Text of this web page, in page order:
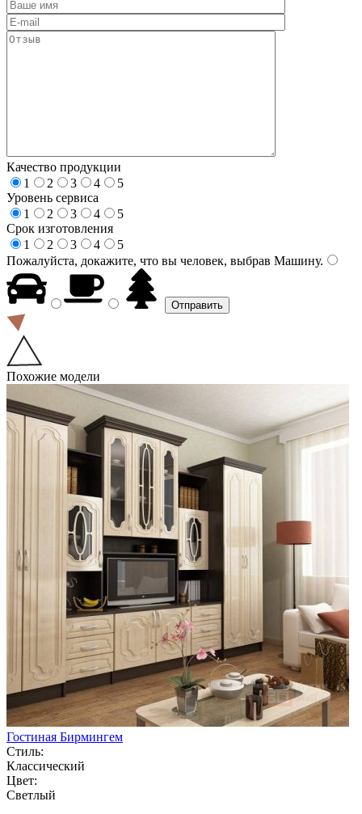
Качество продукции
1
2 3 4
5
Уровень сервиса
1
2 3 4
5
Срок изготовления
1
2 3 4
5
Пожалуйста, докажите, что вы человек, выбрав Машину.
Похожие модели
Гостиная Бирмингем
Стиль:
Классический
Цвет:
Светлый